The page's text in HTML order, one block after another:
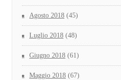
Agosto 2018 (45)
Luglio 2018 (48)
Giugno 2018 (61)
Maggio 2018 (67)